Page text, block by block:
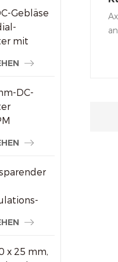
Gebläse
mit
DC-
x 25 mm,